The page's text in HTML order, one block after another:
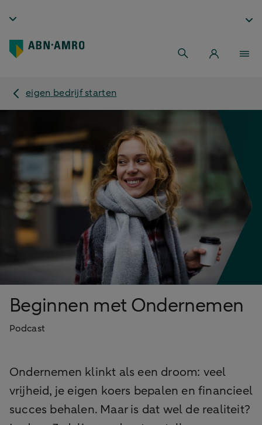
eigen bedrijf starten
Beginnen met Ondernemen
Podcast
Ondernemen klinkt als een droom: veel
vrijheid, je eigen koers bepalen en financieel
succes behalen. Maar is dat wel de realiteit?